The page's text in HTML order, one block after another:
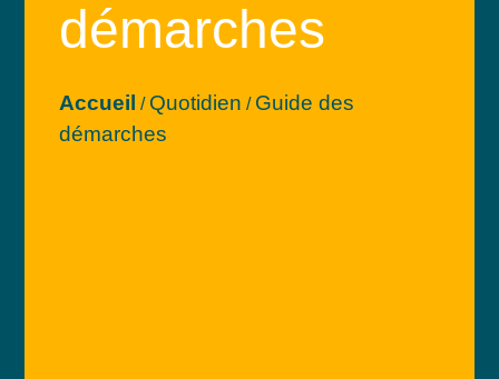
démarches
Accueil / Quotidien / Guide des
démarches